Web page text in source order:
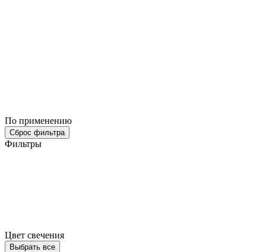
По применению
Сброс фильтра
Фильтры
Цвет свечения
Выбрать все